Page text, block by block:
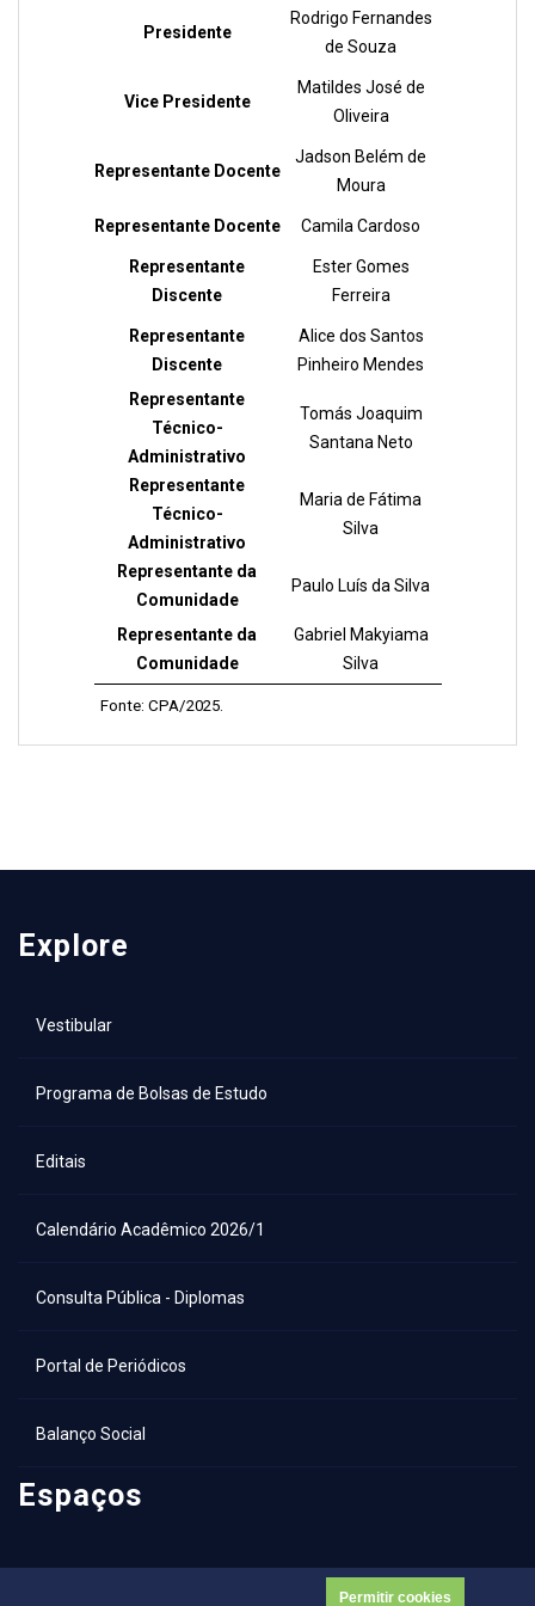
Permitir cookies
Presidente
Rodrigo Fernandes
de Souza
Vice Presidente
Matildes José de
Oliveira
Representante Docente
Jadson Belém de
Moura
Representante Docente Camila Cardoso
Representante
Discente
Ester Gomes
Ferreira
Representante
Discente
Alice dos Santos
Pinheiro Mendes
Representante
Técnico-
Administrativo
Tomás Joaquim
Santana Neto
Representante
Técnico-
Administrativo
Maria de Fátima
Silva
Representante da
Comunidade
Paulo Luís da Silva
Representante da
Comunidade
Gabriel Makyiama
Silva
Fonte: CPA/2025.
Explore
Vestibular
Programa de Bolsas de Estudo
Editais
Calendário Acadêmico 2026/1
Consulta Pública - Diplomas
Portal de Periódicos
Balanço Social
Espaços